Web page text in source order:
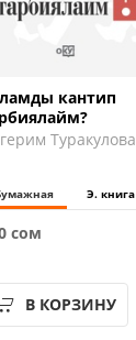
кантип
Туракулова
Э. книга
сом
В КОРЗИНУ